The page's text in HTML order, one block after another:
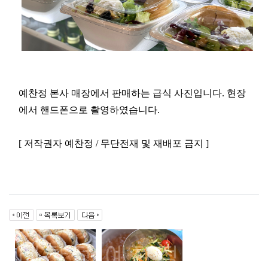
예찬정 본사 매장에서 판매하는 급식 사진입니다. 현장
에서 핸드폰으로 촬영하였습니다.
[ 저작권자 예찬정 / 무단전재 및 재배포 금지 ]